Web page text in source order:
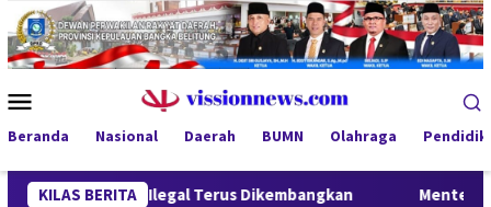
Loncat
ke
konten
Mobile
Beranda Nasional Daerah BUMN Olahraga
KILAS BERITA
Ilegal Terus Dikembangkan Menteri Wihaji Kunjungi